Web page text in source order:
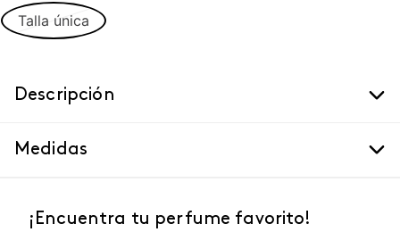
Talla única
Descripción
Medidas
¡Encuentra tu perfume favorito!